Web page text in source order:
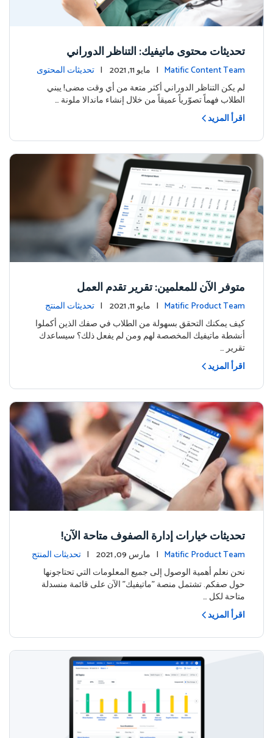
تحديثات محتوى ماتيفيك: التناظر الدوراني
Matific Content Team | مايو 11, 2021 |
تحديثات المحتوى
لم يكن التناظر الدوراني أكثر متعة من أي وقت مضى! يبني
الطلاب فهماً تصوّرياً عميقاً من خلال إنشاء ماندالا ملونة …
اقرأ المزيد
متوفر الآن للمعلمين: تقرير تقدم العمل
Matific Product Team | مايو 11, 2021 |
تحديثات المنتج
كيف يمكنك التحقق بسهولة من الطلاب في صفك الذين أكملوا
أنشطة ماتيفيك المخصصة لهم ومن لم يفعل ذلك؟ سيساعدك
تقرير …
اقرأ المزيد
تحديثات خيارات إدارة الصفوف متاحة الآن!
Matific Product Team | مارس 09, 2021 |
تحديثات المنتج
نحن نعلم أهمية الوصول إلى جميع المعلومات التي تحتاجونها
حول صفكم. تشتمل منصة "ماتيفيك" الآن على قائمة منسدلة
متاحة لكل …
اقرأ المزيد